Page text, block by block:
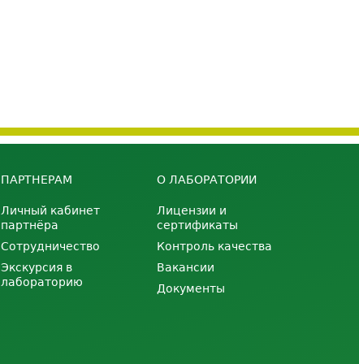
ПАРТНЕРАМ
Личный кабинет
партнёра
Сотрудничество
Экскурсия в
лабораторию
О ЛАБОРАТОРИИ
Лицензии и
сертификаты
Контроль качества
Вакансии
Документы